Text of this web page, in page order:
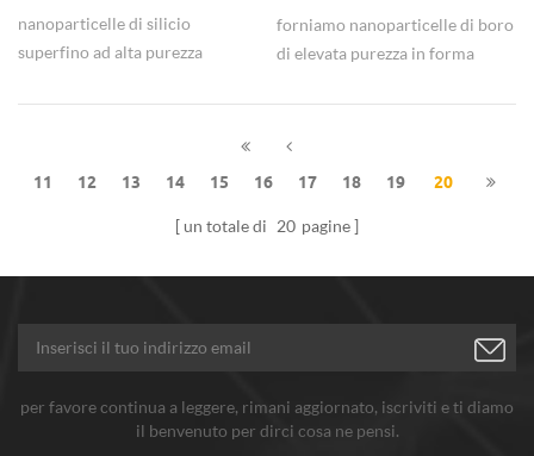
semiconduttori
nanoparticelle di silicio
superfino ad alta purezza
semiconduttori, materiali agli
forniamo nanoparticelle di boro
di elevata purezza in forma
11 12 13 14 15 16 17 18 19 20
un totale di 20 pagine
per favore continua a leggere, rimani aggiornato, iscriviti e ti diamo
il benvenuto per dirci cosa ne pensi.